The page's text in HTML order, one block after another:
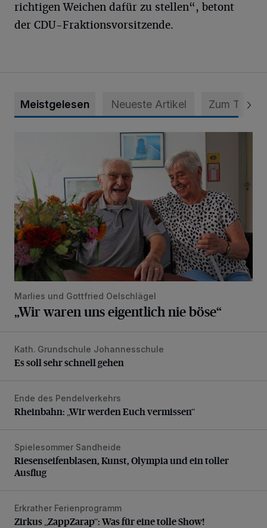
richtigen Weichen dafür zu stellen“, betont
der CDU-Fraktionsvorsitzende.
Meistgelesen Neueste Artikel Zum Thema
„Wir waren uns eigentlich nie böse“
Marlies und Gottfried Oelschlägel
„Wir waren uns eigentlich nie böse“
Es soll sehr schnell gehen
Kath. Grundschule Johannesschule
Es soll sehr schnell gehen
Rheinbahn: „Wir werden Euch vermissen“
Ende des Pendelverkehrs
Rheinbahn: „Wir werden Euch vermissen“
Riesenseifenblasen, Kunst, Olympia und ein toller Ausflug
Spielesommer Sandheide
Riesenseifenblasen, Kunst, Olympia und ein toller
Ausflug
Zirkus „ZappZarap“: Was für eine tolle Show!
Erkrather Ferienprogramm
Zirkus „ZappZarap“: Was für eine tolle Show!